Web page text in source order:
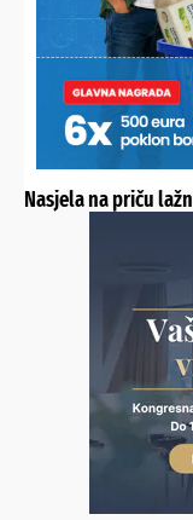
PRAVA NAIVKA
Nasjela na priču